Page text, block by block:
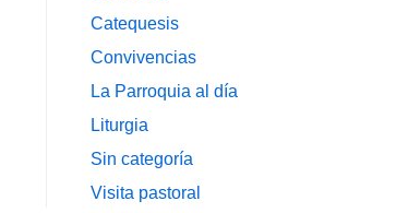
Catequesis
Convivencias
La Parroquia al día
Liturgia
Sin categoría
Visita pastoral